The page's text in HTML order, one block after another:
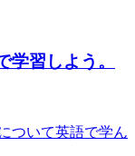
学習しよう。
ついて英語で学ん